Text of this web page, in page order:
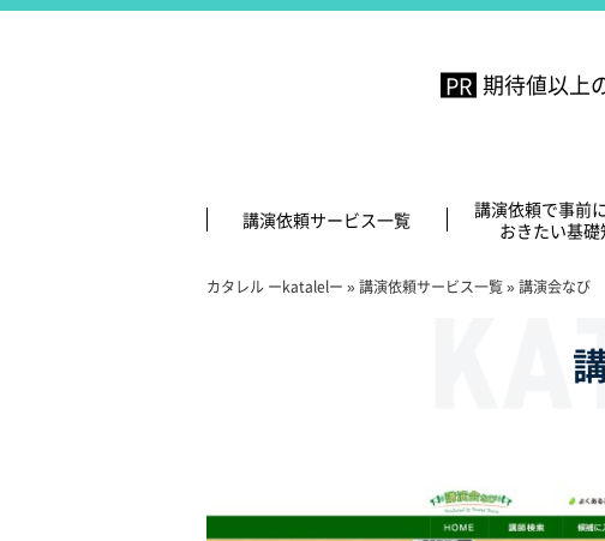
期待値以上
講演依頼サービス一覧
講演依頼で事前
おきたい基礎
カタレル ーkatalelー »講演依頼サービス一覧»講演会なび